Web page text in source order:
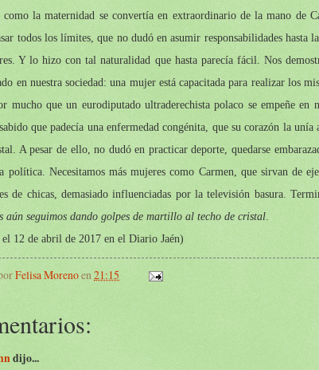
como la maternidad se convertía en extraordinario de la mano de
todos los límites, que no dudó en asumir responsabilidades hasta
Y lo hizo con tal naturalidad que hasta parecía fácil. Nos
en nuestra sociedad: una mujer está capacitada para realizar los
mucho que un eurodiputado ultraderechista polaco se empeñe en
que padecía una enfermedad congénita, que su corazón la
A pesar de ello, no dudó en practicar deporte, quedarse
política. Necesitamos más mujeres como Carmen, que sirvan de
de chicas, demasiado influenciadas por la televisión basura.
aún seguimos dando golpes de martillo al techo de cristal
12 de abril de 2017 en el Diario Jaén)
Felisa Morenoen 21:15
dijo...